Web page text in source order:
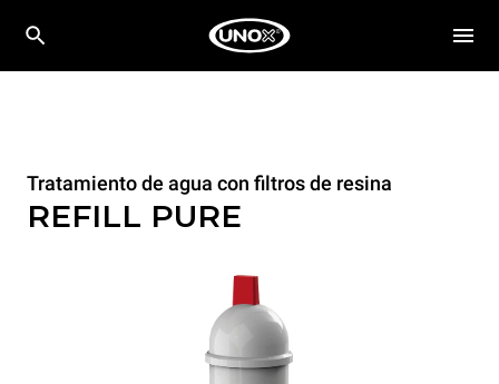
Tratamiento de agua con filtros de resina
REFILL PURE